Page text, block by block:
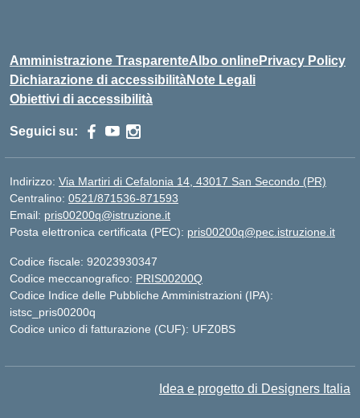
Amministrazione TrasparenteAlbo onlinePrivacy Policy
Dichiarazione di accessibilitàNote Legali
Obiettivi di accessibilità
Seguici su:
Indirizzo: Via Martiri di Cefalonia 14, 43017 San Secondo (PR)
Centralino: 0521/871536-871593
Email: pris00200q@istruzione.it
Posta elettronica certificata (PEC): pris00200q@pec.istruzione.it
Codice fiscale: 92023930347
Codice meccanografico: PRIS00200Q
Codice Indice delle Pubbliche Amministrazioni (IPA):
istsc_pris00200q
Codice unico di fatturazione (CUF): UFZ0BS
Idea e progetto di Designers Italia